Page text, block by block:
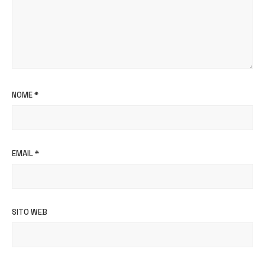
NOME*
EMAIL*
SITO WEB